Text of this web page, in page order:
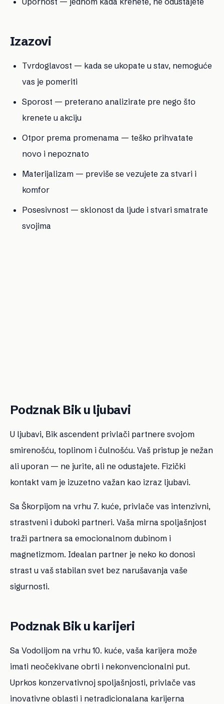
Izazovi
Tvrdoglavost — kada se ukopate u stav, nemoguće
vas je pomeriti
Sporost — preterano analizirate pre nego što
krenete u akciju
Otpor prema promenama — teško prihvatate
novo i nepoznato
Materijalizam — previše se vezujete za stvari i
komfor
Posesivnost — sklonost da ljude i stvari smatrate
svojima
Podznak Bik u ljubavi
U ljubavi, Bik ascendent privlači partnere svojom
smirenošću, toplinom i čulnošću. Vaš pristup je nežan
ali uporan — ne jurite, ali ne odustajete. Fizički
kontakt vam je izuzetno važan kao izraz ljubavi.
Sa Škorpijom na vrhu 7. kuće, privlače vas intenzivni,
strastveni i duboki partneri. Vaša mirna spoljašnjost
traži partnera sa emocionalnom dubinom i
magnetizmom. Idealan partner je neko ko donosi
strast u vaš stabilan svet bez narušavanja vaše
sigurnosti.
Podznak Bik u karijeri
Sa Vodolijom na vrhu 10. kuće, vaša karijera može
imati neočekivane obrti i nekonvencionalni put.
Uprkos konzervativnoj spoljašnjosti, privlače vas
inovativne oblasti i netradicionalana karijerna